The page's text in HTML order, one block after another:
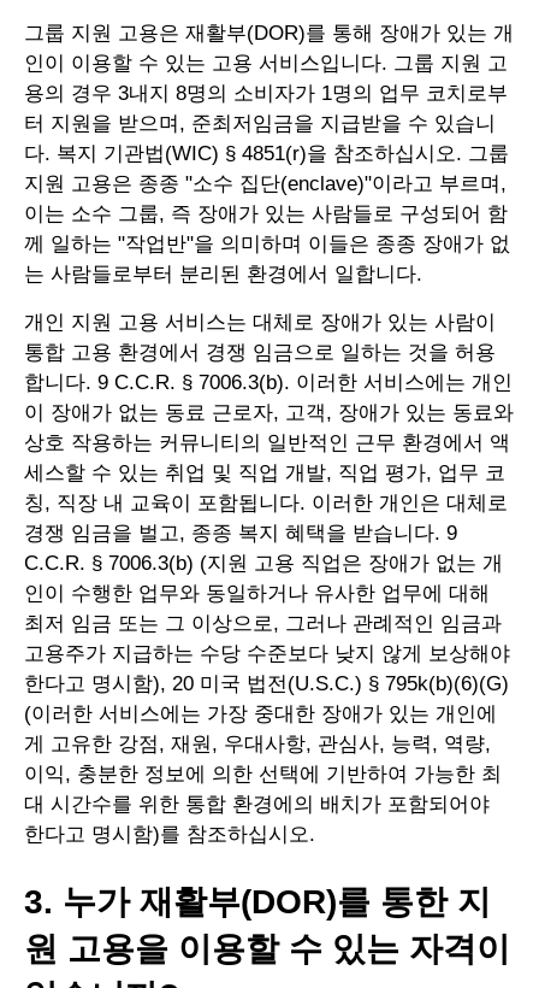
그룹 지원 고용은 재활부(DOR)를 통해 장애가 있는 개
인이 이용할 수 있는 고용 서비스입니다. 그룹 지원 고
용의 경우 3내지 8명의 소비자가 1명의 업무 코치로부
터 지원을 받으며, 준최저임금을 지급받을 수 있습니
다. 복지 기관법(WIC) § 4851(r)을 참조하십시오. 그룹
지원 고용은 종종 "소수 집단(enclave)"이라고 부르며,
이는 소수 그룹, 즉 장애가 있는 사람들로 구성되어 함
께 일하는 "작업반"을 의미하며 이들은 종종 장애가 없
는 사람들로부터 분리된 환경에서 일합니다.
개인 지원 고용 서비스는 대체로 장애가 있는 사람이
통합 고용 환경에서 경쟁 임금으로 일하는 것을 허용
합니다. 9 C.C.R. § 7006.3(b). 이러한 서비스에는 개인
이 장애가 없는 동료 근로자, 고객, 장애가 있는 동료와
상호 작용하는 커뮤니티의 일반적인 근무 환경에서 액
세스할 수 있는 취업 및 직업 개발, 직업 평가, 업무 코
칭, 직장 내 교육이 포함됩니다. 이러한 개인은 대체로
경쟁 임금을 벌고, 종종 복지 혜택을 받습니다. 9
C.C.R. § 7006.3(b) (지원 고용 직업은 장애가 없는 개
인이 수행한 업무와 동일하거나 유사한 업무에 대해
최저 임금 또는 그 이상으로, 그러나 관례적인 임금과
고용주가 지급하는 수당 수준보다 낮지 않게 보상해야
한다고 명시함), 20 미국 법전(U.S.C.) § 795k(b)(6)(G)
(이러한 서비스에는 가장 중대한 장애가 있는 개인에
게 고유한 강점, 재원, 우대사항, 관심사, 능력, 역량,
이익, 충분한 정보에 의한 선택에 기반하여 가능한 최
대 시간수를 위한 통합 환경에의 배치가 포함되어야
한다고 명시함)를 참조하십시오.
3. 누가 재활부(DOR)를 통한 지
원 고용을 이용할 수 있는 자격이